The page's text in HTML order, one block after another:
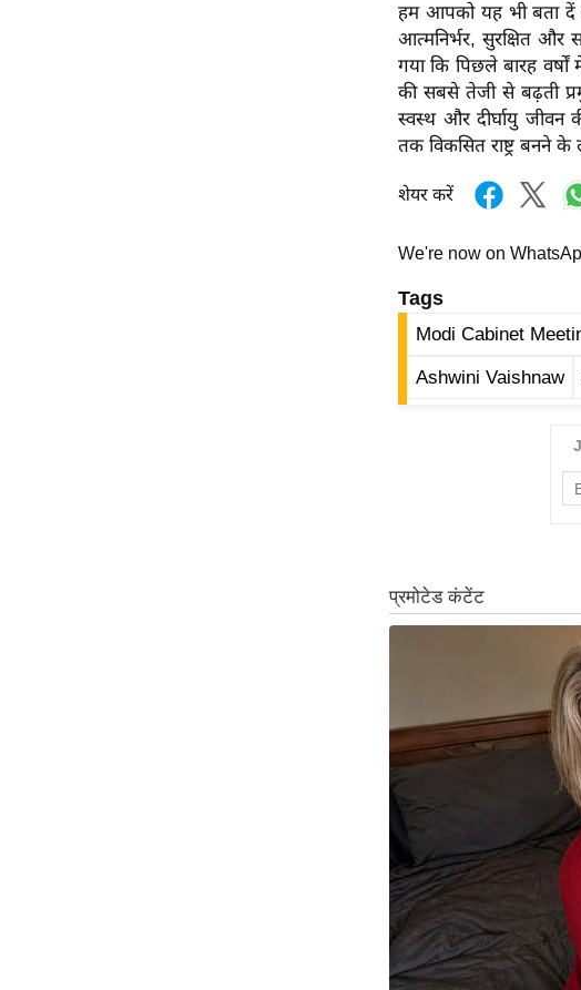
हम आपको यह भी बता दें
आत्मनिर्भर, सुरक्षित
गया कि पिछले बारह वर्षों
की सबसे तेजी से बढ़ती
स्वस्थ और दीर्घायु जीवन
तक विकसित राष्ट्र बनने के
शेयर करें
We're now on
Tags
Modi Cabinet
Ashwini Vaishnaw